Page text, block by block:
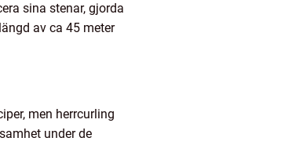
sina stenar, gjorda
av ca 45 meter
men herrcurling
under de